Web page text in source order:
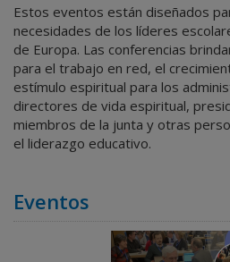
Estos eventos están diseñados
necesidades de los líderes
de Europa. Las conferencias
para el trabajo en red, el
estímulo espiritual para los
directores de vida espiritual,
miembros de la junta y otras
el liderazgo educativo.
Eventos